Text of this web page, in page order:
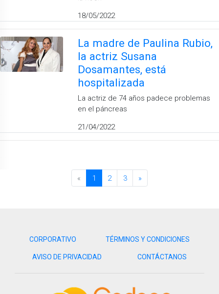
18/05/2022
La madre de Paulina Rubio,
la actriz Susana
Dosamantes, está
hospitalizada
La actriz de 74 años padece problemas
en el páncreas
21/04/2022
« 1 2 3 »
CORPORATIVO TÉRMINOS Y CONDICIONES
AVISO DE PRIVACIDAD CONTÁCTANOS